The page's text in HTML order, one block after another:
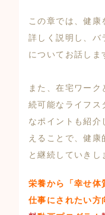
この章では、健康
詳しく説明し、バ
についてお話しま
また、在宅ワー
続可能なライフス
なポイントも紹介
えることで、健康
と継続していきし
栄養から「幸せ体
仕事にされたい方